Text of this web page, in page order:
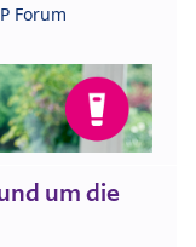
Forum
um die